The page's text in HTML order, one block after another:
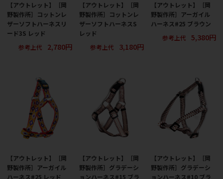
【アウトレット】［岡
野製作所］コットンレ
ザーソフトハーネスリ
ード3S レッド
参考上代
2,780円
【アウトレット】［岡
野製作所］コットンレ
ザーソフトハーネスS
レッド
参考上代
3,180円
【アウトレット】［岡
野製作所］アーガイル
ハーネス#25 ブラウン
参考上代
5,380円
【アウトレット】［岡
野製作所］アーガイル
ハーネス#25 レッド
【アウトレット】［岡
野製作所］グラデーシ
ョンハーネス#15 ブラ
【アウトレット】［岡
野製作所］グラデーシ
ョンハーネス#10 ブラ